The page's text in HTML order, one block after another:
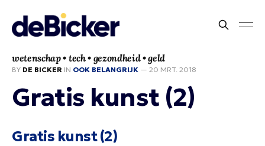
wetenschap • tech • gezondheid • geld
BY DE BICKER IN OOK BELANGRIJK — 20 MRT. 2018
Gratis kunst (2)
Gratis kunst (2)